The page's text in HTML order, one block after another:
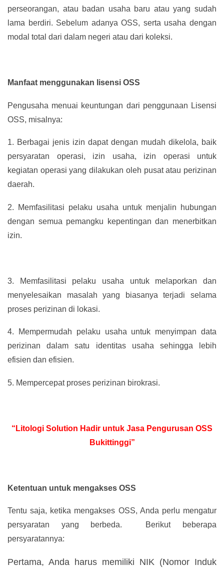
perseorangan, atau badan usaha baru atau yang sudah
lama berdiri. Sebelum adanya OSS, serta usaha dengan
modal total dari dalam negeri atau dari koleksi.
Manfaat menggunakan lisensi OSS
Pengusaha menuai keuntungan dari penggunaan Lisensi
OSS, misalnya:
1. Berbagai jenis izin dapat dengan mudah dikelola, baik
persyaratan operasi, izin usaha, izin operasi untuk
kegiatan operasi yang dilakukan oleh pusat atau perizinan
daerah.
2.
Memfasilitasi pelaku usaha untuk menjalin hubungan
dengan semua pemangku kepentingan dan menerbitkan
izin.
3.
Memfasilitasi pelaku usaha untuk melaporkan dan
menyelesaikan masalah yang biasanya terjadi selama
proses perizinan di lokasi.
4.
Mempermudah pelaku usaha untuk menyimpan data
perizinan dalam satu identitas usaha sehingga lebih
efisien dan efisien.
5. Mempercepat proses perizinan birokrasi.
“Litologi Solution Hadir untuk Jasa Pengurusan OSS
Bukittinggi”
Ketentuan untuk mengakses OSS
Tentu saja, ketika mengakses OSS, Anda perlu mengatur
persyaratan yang berbeda. Berikut beberapa
persyaratannya:
Pertama, Anda harus memiliki NIK (Nomor Induk